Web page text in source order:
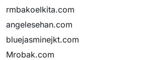
rmbakoelkita.com
angelesehan.com
bluejasminejkt.com
Mrobak.com